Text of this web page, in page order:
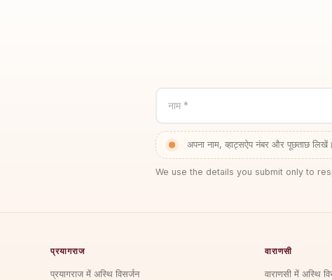
नाम *
अपना नाम, व्हाट्सऐप नंबर और पूछताछ
We use the details you submit only to
प्रयागराज
प्रयागराज में अस्थि विसर्जन
वाराणसी
वाराणसी में अस्थि